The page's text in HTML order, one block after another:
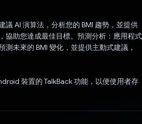
議 AI 演算法，分析您的 BMI 趨勢，並提供
協助您達成最佳目標。預測分析：應用程式
未來的 BMI 變化，並提供主動式建議，
裝置的 TalkBack 功能，以便使用者存